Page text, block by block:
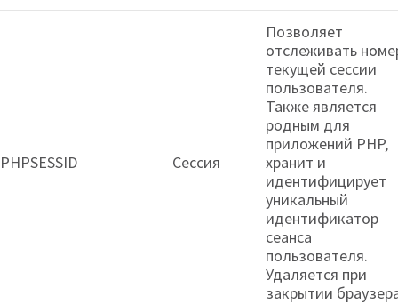
PHPSESSID Сессия
Позволяет
отслеживать
текущей сессии
пользователя.
Также является
родным для
приложений PHP,
хранит и
идентифицирует
уникальный
идентификатор
сеанса
пользователя.
Удаляется при
закрытии